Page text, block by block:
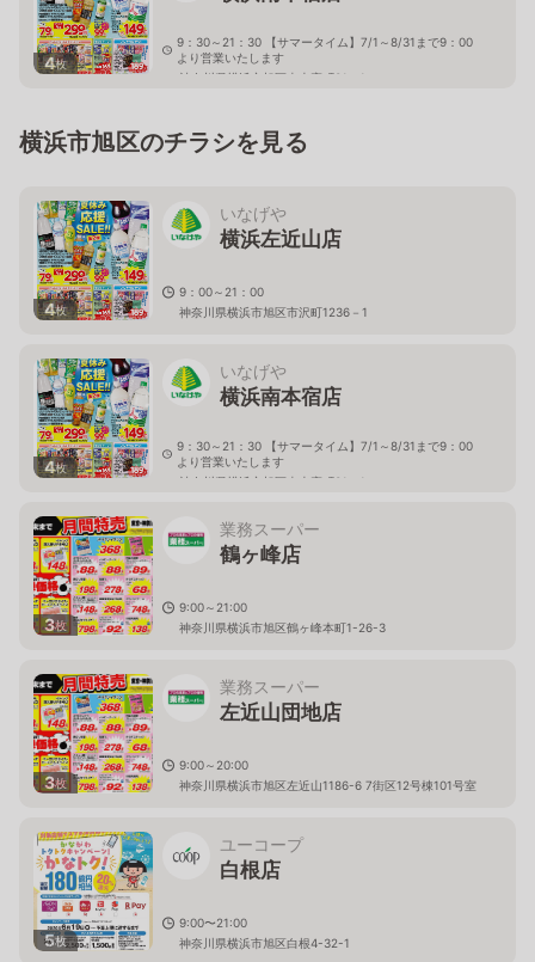
4枚
9：30～21：30 【サマータイム】7/1～8/31まで9：00
より営業いたします
神奈川県横浜市旭区南本宿町31－1
横浜市旭区のチラシを見る
4枚
いなげや
横浜左近山店
9：00～21：00
神奈川県横浜市旭区市沢町1236－1
4枚
いなげや
横浜南本宿店
9：30～21：30 【サマータイム】7/1～8/31まで9：00
より営業いたします
神奈川県横浜市旭区南本宿町31－1
3枚
業務スーパー
鶴ヶ峰店
9:00～21:00
神奈川県横浜市旭区鶴ヶ峰本町1-26-3
3枚
業務スーパー
左近山団地店
9:00～20:00
神奈川県横浜市旭区左近山1186-6 7街区12号棟101号室
5枚
ユーコープ
白根店
9:00〜21:00
神奈川県横浜市旭区白根4-32-1